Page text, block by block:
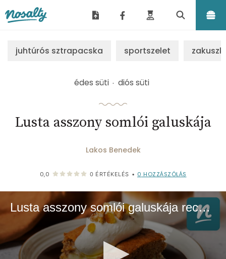
juhtúrós sztrapacska sportszelet
édes süti diós süti
Lusta asszony somlói galuskája
Lakos Benedek
0,0 0 ÉRTÉKELÉS • 0 HOZZÁSZÓLÁS
Lusta asszony somlói galuskája recept | Nosalty